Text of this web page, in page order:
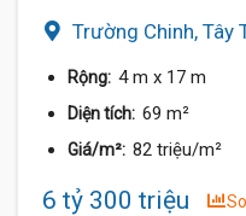
Trường Chinh, Tây
Rộng: 4 m x 17 m
Diện tích: 69 m²
Giá/m²: 82 triệu/m²
6 tỷ 300 triệu